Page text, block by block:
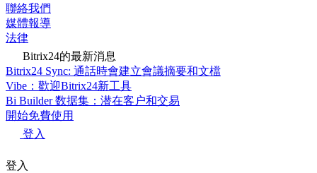
聯絡我們
媒體報導
法律
Bitrix24的最新消息
Bitrix24 Sync: 通話時會建立會議摘要和文檔
Vibe：歡迎Bitrix24新工具
Bi Builder 数据集：潜在客户和交易
開始免費使用
登入
登入